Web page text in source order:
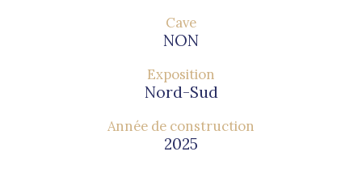
Cave
NON
Exposition
Nord-Sud
Année de construction
2025